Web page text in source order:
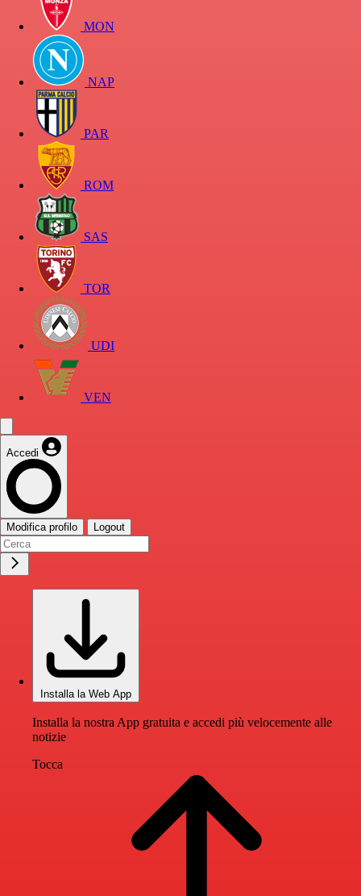
MON
NAP
PAR
ROM
SAS
TOR
UDI
VEN
Accedi
Modifica profilo Logout
Installa la Web App
Installa la nostra App gratuita e accedi più velocemente alle
notizie
Tocca